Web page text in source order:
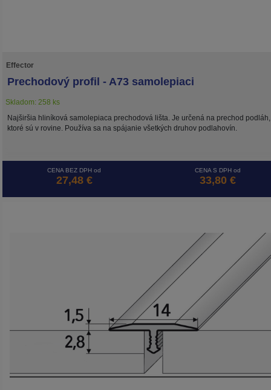
Effector
Prechodový profil - A73 samolepiaci
Skladom: 258 ks
Najširšia hliníková samolepiaca prechodová lišta. Je určená na prechod podláh,
ktoré sú v rovine. Používa sa na spájanie všetkých druhov podlahovín.
CENA BEZ DPH od
27,48 €
CENA S DPH od
33,80 €